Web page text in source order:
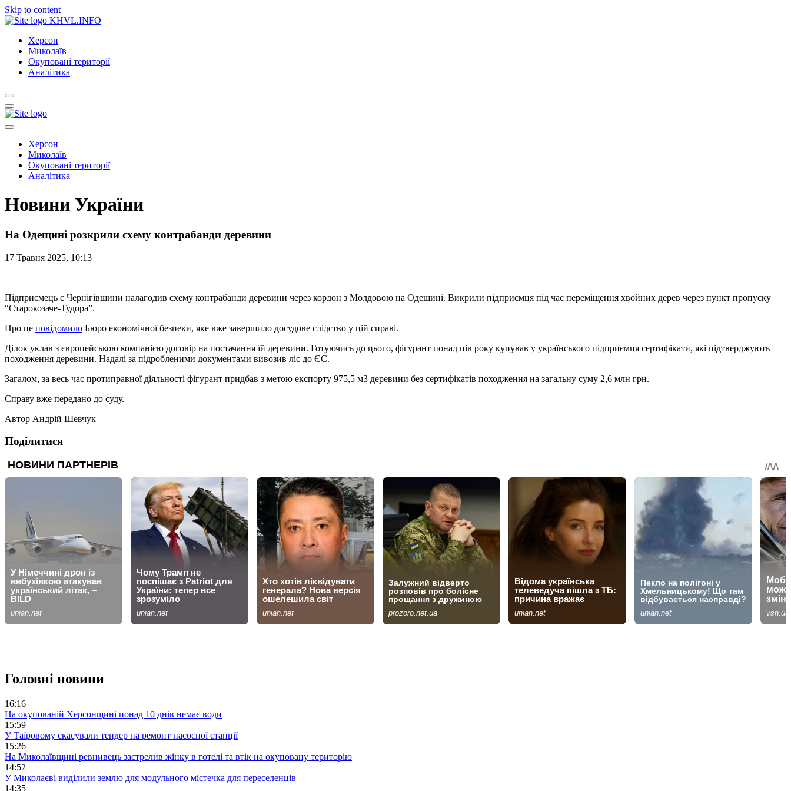
Skip to content
KHVL.INFO
Херсон
Миколаїв
Окуповані території
Аналітика
Херсон
Миколаїв
Окуповані території
Аналітика
Новини України
На Одещині розкрили схему контрабанди деревини
17 Травня 2025, 10:13
Підприємець с Чернігівщини налагодив схему контрабанди деревини через кордон з Молдовою на Одещині. Викрили підприємця під час переміщення хвойних дерев через пункт пропуску
“Старокозаче-Тудора”.
Про це повідомило Бюро економічної безпеки, яке вже завершило досудове слідство у цій справі.
Ділок уклав з європейською компанією договір на постачання їй деревини. Готуючись до цього, фігурант понад пів року купував у українського підприємця сертифікати, які підтверджують
походження деревини. Надалі за підробленими документами вивозив ліс до ЄС.
Загалом, за весь час протиправної діяльності фігурант придбав з метою експорту 975,5 м3 деревини без сертифікатів походження на загальну суму 2,6 млн грн.
Справу вже передано до суду.
Автор Андрій Шевчук
Поділитися
Головні новини
16:16
На окупованій Херсонщині понад 10 днів немає води
15:59
У Таїровому скасували тендер на ремонт насосної станції
15:26
На Миколаївщині ревнивець застрелив жінку в готелі та втік на окуповану територію
14:52
У Миколаєві виділили землю для модульного містечка для переселенців
14:35